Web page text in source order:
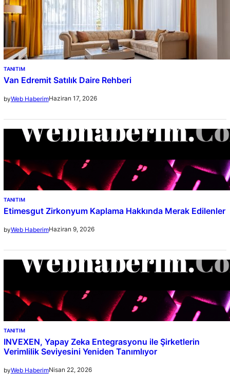
TANITIM
Van Edremit Satılık Daire Rehberi
byWeb HaberimHaziran 17, 2026
TANITIM
Etimesgut Zirkonyum Kaplama Hakkında Merak Edilenler
byWeb HaberimHaziran 9, 2026
TANITIM
INVEXEN, Yapay Zeka Entegrasyonu ile Şirketlerin
Verimlilik Seviyesini Yeniden Tanımlıyor
byWeb HaberimNisan 22, 2026